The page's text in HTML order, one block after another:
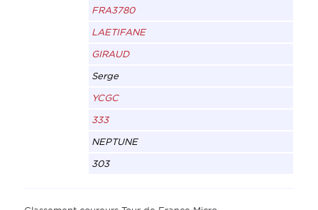
FRA3780
LAETIFANE
GIRAUD
Serge
YCGC
333
NEPTUNE
303